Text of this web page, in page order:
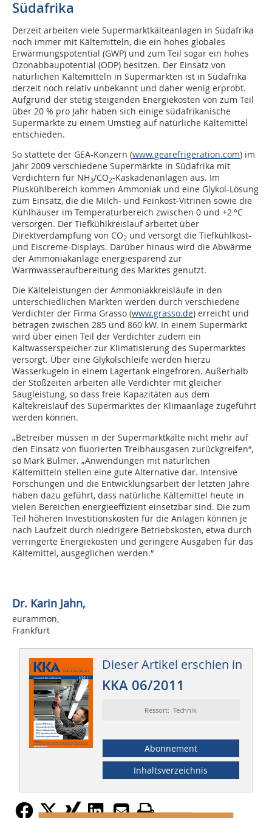
Südafrika
Derzeit arbeiten viele Supermarktkälteanlagen in Südafrika
noch immer mit Kältemitteln, die ein hohes globales
Erwärmungspotential (GWP) und zum Teil sogar ein hohes
Ozonabbaupotential (ODP) besitzen. Der Einsatz von
natürlichen Kältemitteln in Supermärkten ist in Südafrika
derzeit noch relativ unbekannt und daher wenig erprobt.
Aufgrund der stetig steigenden Energiekosten von zum Teil
über 20 % pro Jahr haben sich einige südafrikanische
Supermärkte zu einem Umstieg auf natürliche Kältemittel
entschieden.
So stattete der GEA-Konzern (www.gearefrigeration.com) im
Jahr 2009 verschiedene Supermärkte in Südafrika mit
Verdichtern für NH3/CO2-Kaskadenanlagen aus. Im
Pluskühlbereich kommen Ammoniak und eine Glykol-Lösung
zum Einsatz, die die Milch- und Feinkost-Vitrinen sowie die
Kühlhäuser im Temperaturbereich zwischen 0 und +2 °C
versorgen. Der Tiefkühlkreislauf arbeitet über
Direktverdampfung von CO2 und versorgt die Tiefkühlkost-
und Eiscreme-Displays. Darüber hinaus wird die Abwärme
der Ammoniakanlage energiesparend zur
Warmwasseraufbereitung des Marktes genutzt.
Die Kälteleistungen der Ammoniakkreisläufe in den
unterschiedlichen Märkten werden durch verschiedene
Verdichter der Firma Grasso (www.grasso.de) erreicht und
betragen zwischen 285 und 860 kW. In einem Supermarkt
wird über einen Teil der Verdichter zudem ein
Kaltwasserspeicher zur Klimatisierung des Supermarktes
versorgt. Über eine Glykolschleife werden hierzu
Wasserkugeln in einem Lagertank eingefroren. Außerhalb
der Stoßzeiten arbeiten alle Verdichter mit gleicher
Saugleistung, so dass freie Kapazitäten aus dem
Kältekreislauf des Supermarktes der Klimaanlage zugeführt
werden können.
„Betreiber müssen in der Supermarktkälte nicht mehr auf
den Einsatz von fluorierten Treibhausgasen zurückgreifen“,
so Mark Bulmer. „Anwendungen mit natürlichen
Kältemitteln stellen eine gute Alternative dar. Intensive
Forschungen und die Entwicklungsarbeit der letzten Jahre
haben dazu geführt, dass natürliche Kältemittel heute in
vielen Bereichen energieeffizient einsetzbar sind. Die zum
Teil höheren Investitionskosten für die Anlagen können je
nach Laufzeit durch niedrigere Betriebskosten, etwa durch
verringerte Energiekosten und geringere Ausgaben für das
Kältemittel, ausgeglichen werden.“
Dr. Karin Jahn,
eurammon,
Frankfurt
Dieser Artikel erschien in
KKA 06/2011
Ressort: Technik
Abonnement
Inhaltsverzeichnis